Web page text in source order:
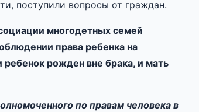
поступили вопросы от граждан.
многодетных семей
права ребенка на
ребенок рожден вне брака, и мать
по правам человека в